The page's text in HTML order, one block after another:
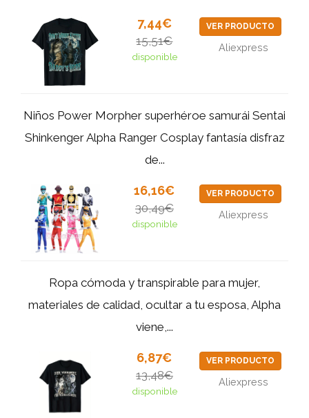
7,44€
15,51€
disponible
VER PRODUCTO
Aliexpress
Niños Power Morpher superhéroe samurái Sentai
Shinkenger Alpha Ranger Cosplay fantasía disfraz
de...
16,16€
30,49€
disponible
VER PRODUCTO
Aliexpress
Ropa cómoda y transpirable para mujer,
materiales de calidad, ocultar a tu esposa, Alpha
viene,...
6,87€
13,48€
disponible
VER PRODUCTO
Aliexpress